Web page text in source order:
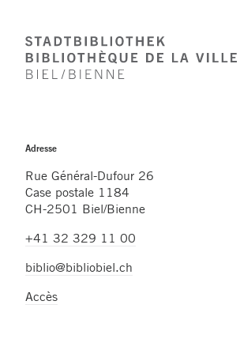
Footer
Adresse
Rue Général-Dufour 26
Case postale 1184
CH-2501 Biel/Bienne
+41 32 329 11 00
biblio@bibliobiel.ch
Accès